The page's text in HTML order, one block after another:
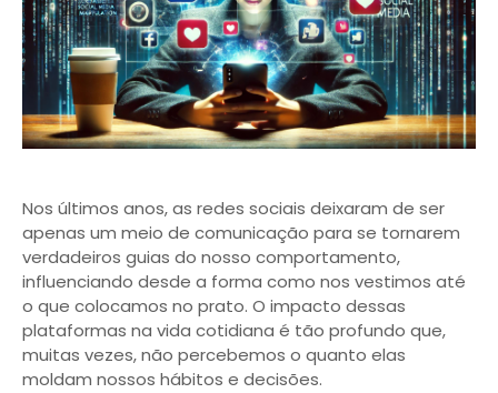
Nos últimos anos, as redes sociais deixaram de ser
apenas um meio de comunicação para se tornarem
verdadeiros guias do nosso comportamento,
influenciando desde a forma como nos vestimos até
o que colocamos no prato. O impacto dessas
plataformas na vida cotidiana é tão profundo que,
muitas vezes, não percebemos o quanto elas
moldam nossos hábitos e decisões.